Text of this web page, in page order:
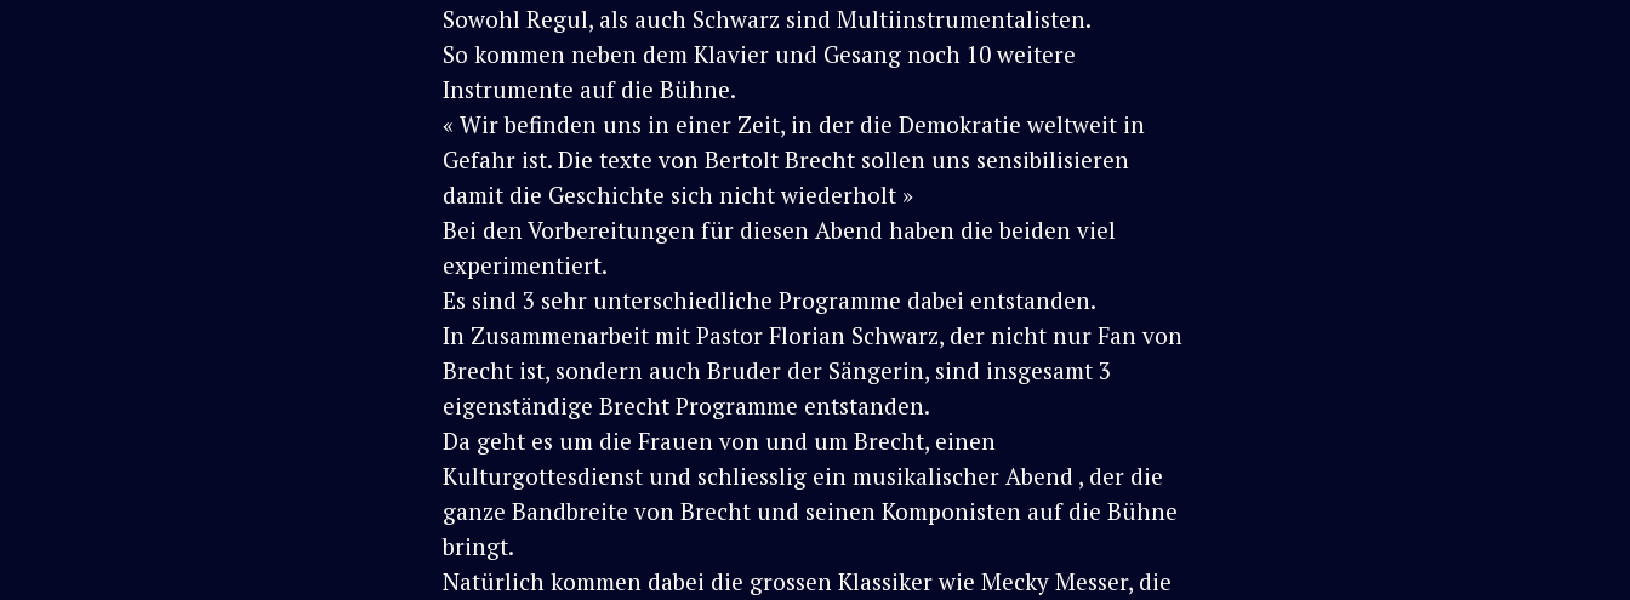
Sowohl Regul, als auch Schwarz sind Multiinstrumentalisten.
So kommen neben dem Klavier und Gesang noch 10 weitere
Instrumente auf die Bühne.
« Wir befinden uns in einer Zeit, in der die Demokratie weltweit in
Gefahr ist. Die texte von Bertolt Brecht sollen uns sensibilisieren
damit die Geschichte sich nicht wiederholt »
Bei den Vorbereitungen für diesen Abend haben die beiden viel
experimentiert.
Es sind 3 sehr unterschiedliche Programme dabei entstanden.
In Zusammenarbeit mit Pastor Florian Schwarz, der nicht nur Fan von
Brecht ist, sondern auch Bruder der Sängerin, sind insgesamt 3
eigenständige Brecht Programme entstanden.
Da geht es um die Frauen von und um Brecht, einen
Kulturgottesdienst und schliesslig ein musikalischer Abend , der die
ganze Bandbreite von Brecht und seinen Komponisten auf die Bühne
bringt.
Natürlich kommen dabei die grossen Klassiker wie Mecky Messer, die